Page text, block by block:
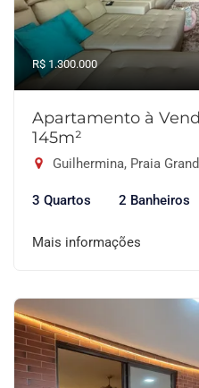
R$ 1.300.000
Apartamento à
145m²
Guilhermina, Praia
3 Quartos 2 Banheiros
Mais informações